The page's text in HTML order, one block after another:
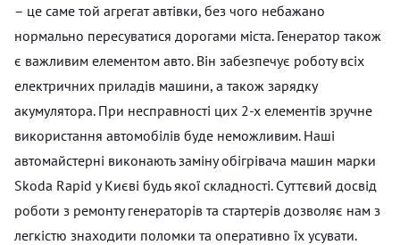
– це саме той агрегат автівки, без чого небажано
нормально пересуватися дорогами міста. Генератор також
є важливим елементом авто. Він забезпечує роботу всіх
електричних приладів машини, а також зарядку
акумулятора. При несправності цих 2-х елементів зручне
використання автомобілів буде неможливим. Наші
автомайстерні виконають заміну обігрівача машин марки
Skoda Rapid у Києві будь якої складності. Суттєвий досвід
роботи з ремонту генераторів та стартерів дозволяє нам з
легкістю знаходити поломки та оперативно їх усувати.